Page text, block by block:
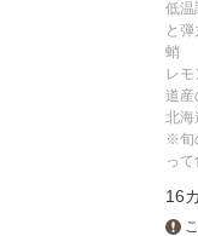
低温
と
蛸
レ
道産
北海
※旬
って
16